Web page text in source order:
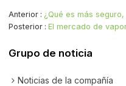
Anterior
¿Qué es más
Posterior
Grupo de noticia
Noticias de la compañía